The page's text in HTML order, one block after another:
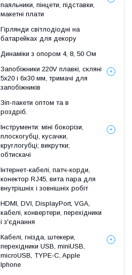
паяльники, пінцети, підставки,
макетні плати
Гірлянди світлодіодні на
батарейках для декору
Динаміки з опором 4, 8, 50 Ом
Запобіжники 220V плавкі, скляні
5x20 і 6х30 мм, тримачі для
запобіжників
Зіп-пакети оптом та в
роздріб.
Інструменти: міні бокорізи,
плоскогубці, кусачки,
круглогубці; викрутки;
обтискачі
Інтернет-кабелі, патч-корди,
конектор RJ45, вита пара для
внутрішніх і зовнішніх робіт
HDMI, DVI, DisplayPort, VGA,
кабелі, конвертери, перехідники
і з'єднання
Кабелі, гнізда, штекери,
перехідники USB, miniUSB,
microUSB, TYPE-C, Apple
Iphone